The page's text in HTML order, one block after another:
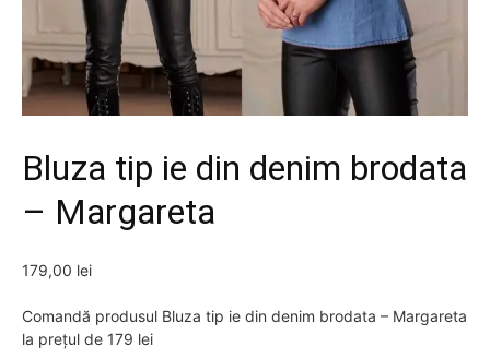
Bluza tip ie din denim brodata
– Margareta
179,00 lei
Comandă produsul Bluza tip ie din denim brodata – Margareta
la prețul de 179 lei